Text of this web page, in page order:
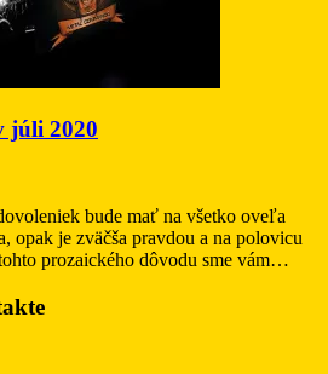
júli 2020
bude mať na všetko oveľa
opak je zväčša pravdou a na polovicu
prozaického dôvodu sme vám…